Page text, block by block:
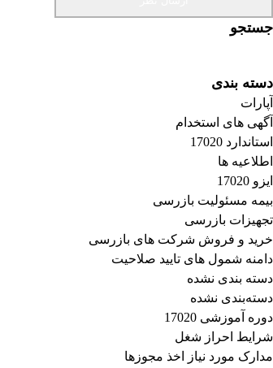
جستجو
دسته بندی
آپارات
آگهی های استخدام
استاندارد 17020
اطلاعیه ها
ایزو 17020
بیمه مسئولیت بازرسی
تجهیزات بازرسی
خرید و فروش شرکت های بازرسی
دامنه شمول های تایید صلاحیت
دسته بندی نشده
دسته‌بندی نشده
دوره آموزشی 17020
شرایط احراز شغل
مدارک مورد نیاز اخذ مجوزها